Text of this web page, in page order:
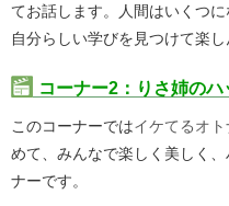
てお話します。人間はいくつ
自分らしい学びを見つけて楽
コーナー2：りさ姉の
このコーナーではイケてるオ
めて、みんなで楽しく美しく
ナーです。